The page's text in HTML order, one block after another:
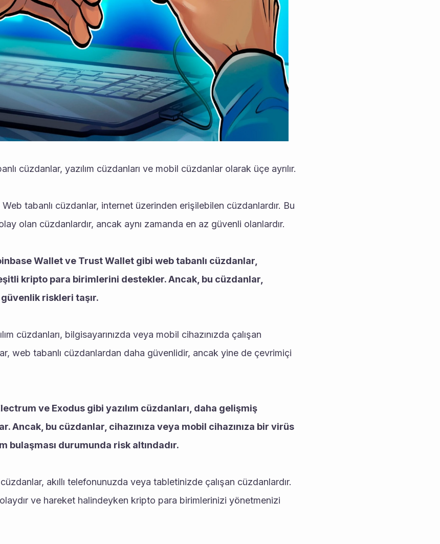
cüzdanlar, yazılım cüzdanları ve mobil cüzdanlar olarak üçe ayrılır.
Web tabanlı cüzdanlar, internet üzerinden erişilebilen cüzdanlardır. Bu
olan cüzdanlardır, ancak aynı zamanda en az güvenli olanlardır.
Wallet ve Trust Wallet gibi web tabanlı cüzdanlar,
kripto para birimlerini destekler. Ancak, bu cüzdanlar,
riskleri taşır.
cüzdanları, bilgisayarınızda veya mobil cihazınızda çalışan
web tabanlı cüzdanlardan daha güvenlidir, ancak yine de çevrimiçi
ve Exodus gibi yazılım cüzdanları, daha gelişmiş
Ancak, bu cüzdanlar, cihazınıza veya mobil cihazınıza bir virüs
bulaşması durumunda risk altındadır.
akıllı telefonunuzda veya tabletinizde çalışan cüzdanlardır.
ve hareket halindeyken kripto para birimlerinizi yönetmenizi